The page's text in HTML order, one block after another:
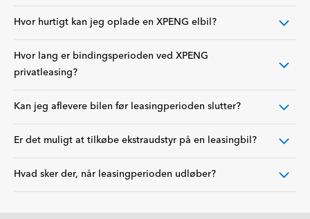
Hvor hurtigt kan jeg oplade en XPENG elbil?
Hvor lang er bindingsperioden ved XPENG
privatleasing?
Kan jeg aflevere bilen før leasingperioden slutter?
Er det muligt at tilkøbe ekstraudstyr på en leasingbil?
Hvad sker der, når leasingperioden udløber?